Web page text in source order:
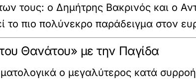
τους: ο Δημήτρης Βακρινός και ο
πιο πολύνεκρο παράδειγμα στον
Θανάτου» με την Παγίδα
ο μεγαλύτερος κατά